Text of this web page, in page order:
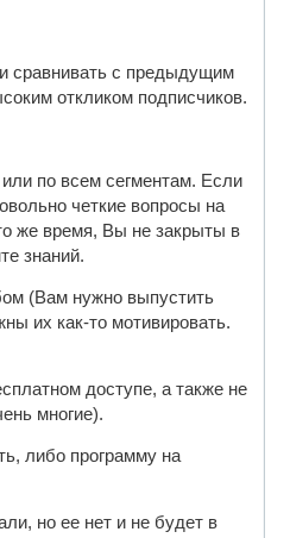
сравнивать с предыдущим
откликом подписчиков.
по всем сегментам. Если
четкие вопросы на
же время, Вы не закрыты в
знаний.
(Вам нужно выпустить
их как-то мотивировать.
доступе, а также не
многие).
либо программу на
но ее нет и не будет в